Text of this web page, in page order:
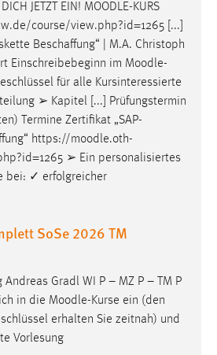
JETZT EIN! MOODLE-KURS
course/view.php?id=1265 [...]
Beschaffung“ | M.A. Christoph
Einschreibebeginn im Moodle-
für alle Kursinteressierte
➢ Kapitel [...] Prüfungstermin
Termine Zertifikat „SAP-
https://moodle.oth-
➢ Ein personalisiertes
bei: ✓ erfolgreicher
SoSe 2026 TM
Gradl WI P – MZ P – TM P
in die Moodle-Kurse ein (den
erhalten Sie zeitnah) und
Vorlesung
mibew_locale, mibew-
Chatfunktion nutzen zu können.
chat-frame-style-
= Sitzungslaufzeit, mibew_locale = 3
= 1 Jahr
um sich an der Website